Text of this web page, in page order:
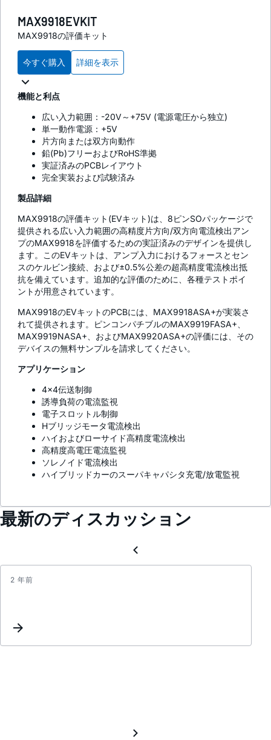
MAX9918EVKIT
MAX9918の評価キット
今すぐ購入 詳細を表示
機能と利点
広い入力範囲：-20V～+75V (電源電圧から独立)
単一動作電源：+5V
片方向または双方向動作
鉛(Pb)フリーおよびRoHS準拠
実証済みのPCBレイアウト
完全実装および試験済み
製品詳細
MAX9918の評価キット(EVキット)は、8ピンSOパッケージで
提供される広い入力範囲の高精度片方向/双方向電流検出アン
プのMAX9918を評価するための実証済みのデザインを提供し
ます。このEVキットは、アンプ入力におけるフォースとセン
スのケルビン接続、および±0.5%公差の超高精度電流検出抵
抗を備えています。追加的な評価のために、各種テストポイ
ントが用意されています。
MAX9918のEVキットのPCBには、MAX9918ASA+が実装さ
れて提供されます。ピンコンパチブルのMAX9919FASA+、
MAX9919NASA+、およびMAX9920ASA+の評価には、その
デバイスの無料サンプルを請求してください。
アプリケーション
4x4伝送制御
誘導負荷の電流監視
電子スロットル制御
Hブリッジモータ電流検出
ハイおよびローサイド高精度電流検出
高精度高電圧電流監視
ソレノイド電流検出
ハイブリッドカーのスーパキャパシタ充電/放電監視
最新のディスカッション
2 年前